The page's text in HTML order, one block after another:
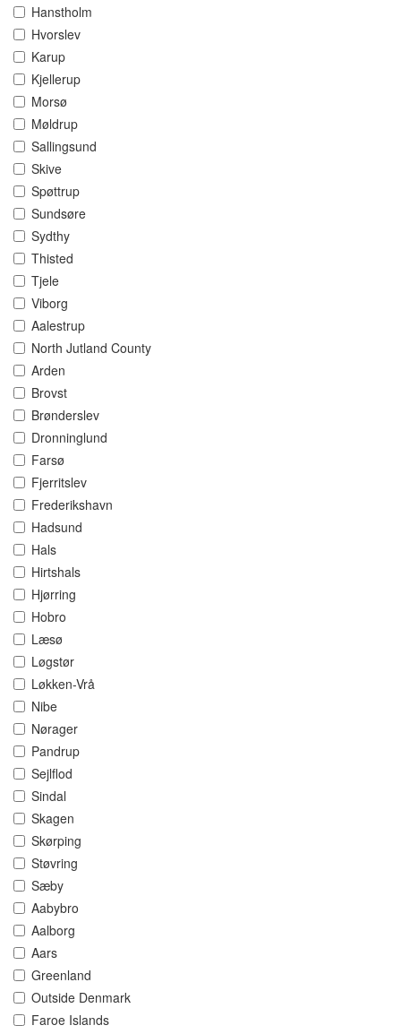
Hanstholm
Hvorslev
Karup
Kjellerup
Morsø
Møldrup
Sallingsund
Skive
Spøttrup
Sundsøre
Sydthy
Thisted
Tjele
Viborg
Aalestrup
North Jutland County
Arden
Brovst
Brønderslev
Dronninglund
Farsø
Fjerritslev
Frederikshavn
Hadsund
Hals
Hirtshals
Hjørring
Hobro
Læsø
Løgstør
Løkken-Vrå
Nibe
Nørager
Pandrup
Sejlflod
Sindal
Skagen
Skørping
Støvring
Sæby
Aabybro
Aalborg
Aars
Greenland
Outside Denmark
Faroe Islands